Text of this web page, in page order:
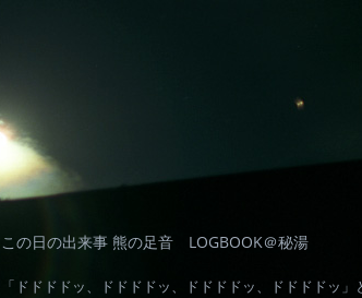
この日の出来事 熊の足音 LOGBOOK＠秘湯
「ドドドドッ、ドドドドッ、ドドドドッ、ドドドドッ